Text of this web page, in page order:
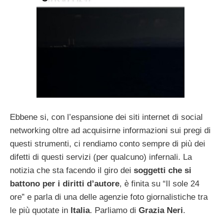
Ebbene si, con l’espansione dei siti internet di social
networking oltre ad acquisirne informazioni sui pregi di
questi strumenti, ci rendiamo conto sempre di più dei
difetti di questi servizi (per qualcuno) infernali. La
notizia che sta facendo il giro dei soggetti che si
battono per i diritti d’autore, è finita su “Il sole 24
ore” e parla di una delle agenzie foto giornalistiche tra
le più quotate in Italia. Parliamo di Grazia Neri.